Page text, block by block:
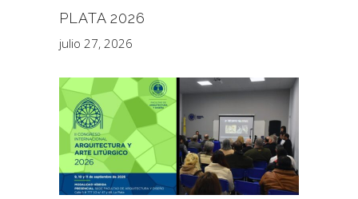
PLATA 2026
julio 27, 2026